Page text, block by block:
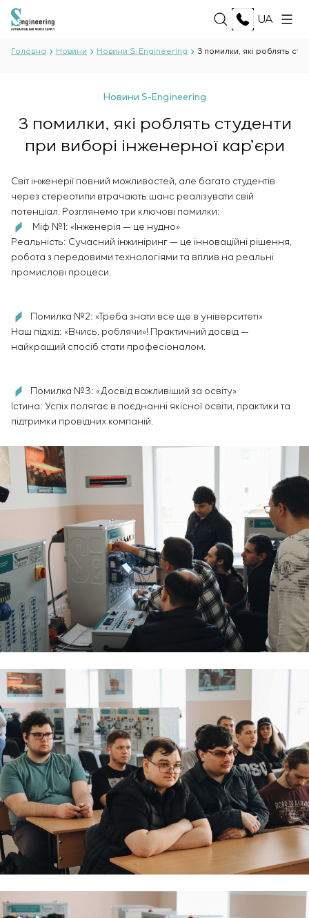
UA
Історія
Виробничий комплекс
Партнерство
Відгуки та нагороди
Новини
ПОСЛУГИ
ВСІ ПОСЛУГИ
Розробка програмного забезпечення
Тестові випробування і контроль якості
електротехнічної лабораторії
Виробництво і постачання обладнання
замовнику
Монтаж обладнання
замовника
Сервісне обслуговування
Управління проєктами
Консалтингові послуги
Індивідуальна розробка та випробування
щитового обладнання
управління
Розробка спеціальних алгоритмів
Розробка систем управління
Енергоаудит
ВСІ РІШЕННЯ
Нафта і газ
Харчова промисловість
Енергетика
Целюлозно-паперова галузь
Важка промисловість
Інфраструктура
Хімічна промисловість
Цементна промисловість
ТЕХНОЛОГІЇ
ПРОЄКТИ
Стажування
КОНТАКТИ
Головна Новини Новини S-Engineering 3 помилки, які роблять
Новини S-Engineering
3 помилки, які роблять студенти
при виборі інженерної кар’єри
Світ інженерії повний можливостей, але багато студентів
через стереотипи втрачають шанс реалізувати свій
потенціал. Розглянемо три ключові помилки:
Міф №1: «Інженерія — це нудно»
Реальність: Сучасний інжиніринг — це інноваційні рішення,
робота з передовими технологіями та вплив на реальні
промислові процеси.
Помилка №2: «Треба знати все ще в університеті»
Наш підхід: «Вчись, роблячи»! Практичний досвід —
найкращий спосіб стати професіоналом.
Помилка №3: «Досвід важливіший за освіту»
Істина: Успіх полягає в поєднанні якісної освіти, практики та
підтримки провідних компаній.